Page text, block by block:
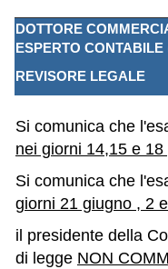
DOTTORE
ESPERTO CONTABILE
REVISORE LEGALE
Si comunica che
nei giorni 14,15 e
Si comunica che
giorni 21 giugno , 2
il presidente della
di legge NON